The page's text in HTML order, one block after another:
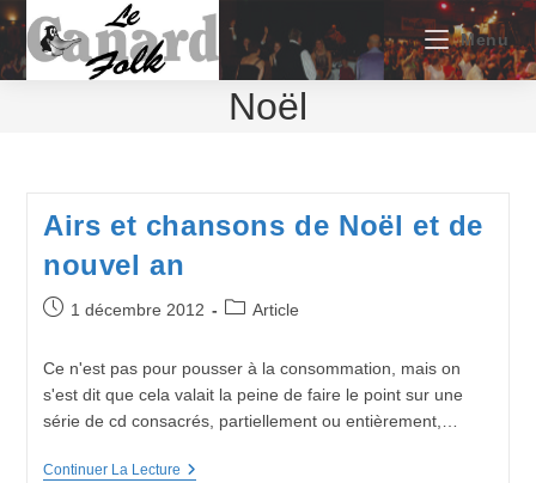
Skip
to
content
Menu
Noël
Airs et chansons de Noël et de
nouvel an
Publication
1 décembre 2012
PostArticle
Ce n'est pas pour pousser à la consommation, mais on
s'est dit que cela valait la peine de faire le point sur une
série de cd consacrés, partiellement ou entièrement,…
Continuer La LectureAirs